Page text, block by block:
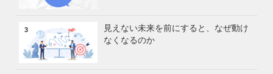
3
見えない未来を前にすると、なぜ動け
なくなるのか